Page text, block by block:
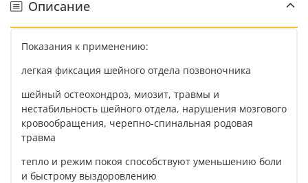
Описание
Показания к применению:
легкая фиксация шейного отдела позвоночника
шейный остеохондроз, миозит, травмы и
нестабильность шейного отдела, нарушения мозгового
кровообращения, черепно-спинальная родовая
травма
тепло и режим покоя способствуют уменьшению боли
и быстрому выздоровлению